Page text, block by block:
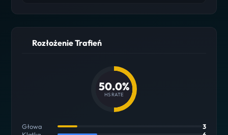
Rozłożenie Trafień
50.0%
HS RATE
Głowa
3